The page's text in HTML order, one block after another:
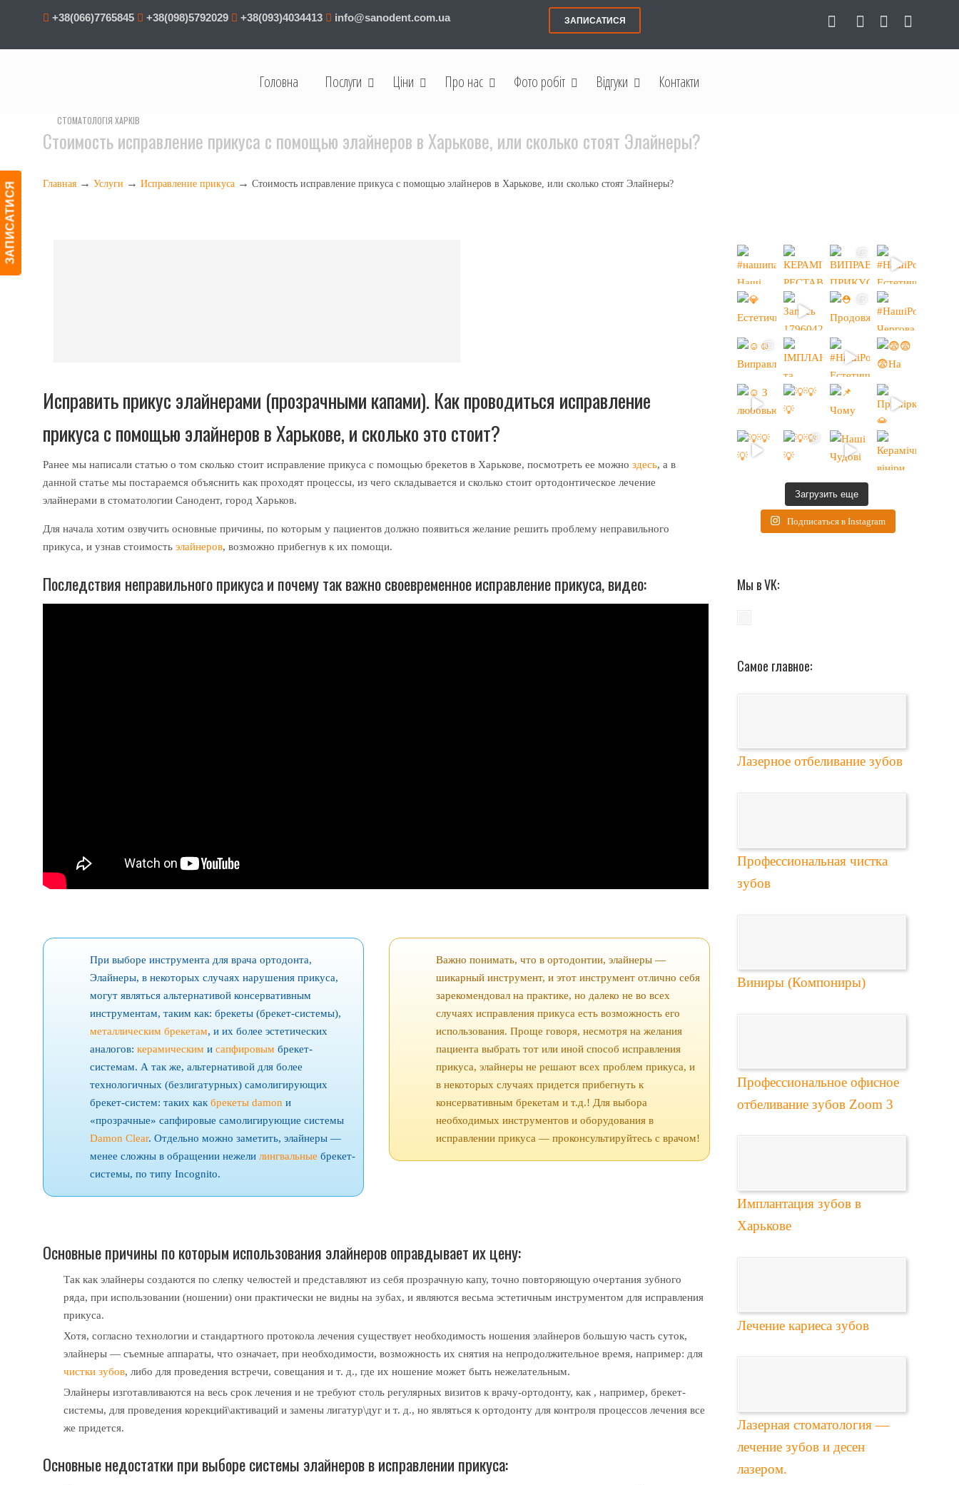
ЗАПИСАТИСЯ
+38(066)7765845 +38(098)5792029 +38(093)4034413 info@sanodent.com.ua ЗАПИСАТИСЯ
СТОМАТОЛОГІЯ ХАРКІВ
Головна Послуги Ціни Про нас Фото робіт Відгуки Контакти
Стоимость исправление прикуса с помощью элайнеров в Харькове, или сколько стоят Элайнеры?
Главная →Услуги →Исправление прикуса →Стоимость исправление прикуса с помощью элайнеров в Харькове, или сколько стоят Элайнеры?
Исправить прикус элайнерами (прозрачными капами). Как проводиться исправление
прикуса с помощью элайнеров в Харькове, и сколько это стоит?
Ранее мы написали статью о том сколько стоит исправление прикуса с помощью брекетов в Харькове, посмотреть ее можноздесь, а в
данной статье мы постараемся объяснить как проходят процессы, из чего складывается и сколько стоит ортодонтическое лечение
элайнерами в стоматологии Санодент, город Харьков.
Для начала хотим озвучить основные причины, по которым у пациентов должно появиться желание решить проблему неправильного
прикуса, и узнав стоимостьэлайнеров, возможно прибегнув к их помощи.
Последствия неправильного прикуса и почему так важно своевременное исправление прикуса, видео:
При выборе инструмента для врача ортодонта,
Элайнеры, в некоторых случаях нарушения прикуса,
могут являться альтернативой консервативным
инструментам, таким как: брекеты (брекет-системы),
металлическим брекетам, и их более эстетических
аналогов:керамическим исапфировым брекет-
системам. А так же, альтернативой для более
технологичных (безлигатурных) самолигирующих
брекет-систем: таких какбрекеты damon и
«прозрачные» сапфировые самолигирующие системы
Damon Clear. Отдельно можно заметить, элайнеры —
менее сложны в обращении нежелилингвальные брекет-
системы, по типу Incognito.
Важно понимать, что в ортодонтии, элайнеры —
шикарный инструмент, и этот инструмент отлично себя
зарекомендовал на практике, но далеко не во всех
случаях исправления прикуса есть возможность его
использования. Проще говоря, несмотря на желания
пациента выбрать тот или иной способ исправления
прикуса, элайнеры не решают всех проблем прикуса, и
в некоторых случаях придется прибегнуть к
консервативным брекетам и т.д.! Для выбора
необходимых инструментов и оборудования в
исправлении прикуса — проконсультируйтесь с врачом!
Основные причины по которым использования элайнеров оправдывает их цену:
Так как элайнеры создаются по слепку челюстей и представляют из себя прозрачную капу, точно повторяющую очертания зубного
ряда, при использовании (ношении) они практически не видны на зубах, и являются весьма эстетичным инструментом для исправления
прикуса.
Хотя, согласно технологии и стандартного протокола лечения существует необходимость ношения элайнеров большую часть суток,
элайнеры — съемные аппараты, что означает, при необходимости, возможность их снятия на непродолжительное время, например: для
чистки зубов, либо для проведения встречи, совещания и т. д., где их ношение может быть нежелательным.
Элайнеры изготавливаются на весь срок лечения и не требуют столь регулярных визитов к врачу-ортодонту, как , например, брекет-
системы, для проведения корекций\активаций и замены лигатур\дуг и т. д., но являться к ортодонту для контроля процессов лечения все
же придется.
Основные недостатки при выборе системы элайнеров в исправлении прикуса:
Загрузить еще
Подписаться в Instagram
Мы в VK:
Самое главное:
Лазерное отбеливание зубов
Профессиональная чистка
зубов
Виниры (Компониры)
Профессиональное офисное
отбеливание зубов Zoom 3
Имплантация зубов в
Харькове
Лечение кариеса зубов
Лазерная стоматология —
лечение зубов и десен
лазером.